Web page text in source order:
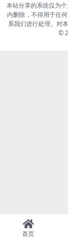
本站分享的系统仅为
内删除，不得用于任
系我们进行处理。对
©
首页